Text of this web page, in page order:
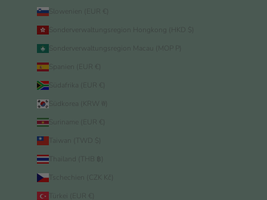
Slowenien (EUR €)
Sonderverwaltungsregion Hongkong (HKD $)
Sonderverwaltungsregion Macau (MOP P)
Spanien (EUR €)
Südafrika (EUR €)
Südkorea (KRW ₩)
Suriname (EUR €)
Taiwan (TWD $)
Thailand (THB ฿)
Tschechien (CZK Kč)
Türkei (EUR €)